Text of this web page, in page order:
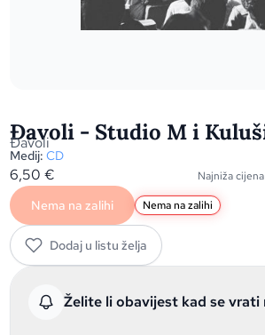
Đavoli - Studio M i
Đavoli
Medij: CD
6,50€ Najniža
Nema na zalihi Nema na zalihi
Dodaj u listu želja
Želite li obavijest kad se vrati